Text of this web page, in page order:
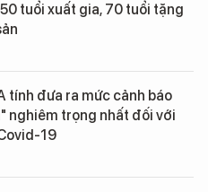
tuổi xuất gia, 70 tuổi tặng
tính đưa ra mức cảnh báo
nghiêm trọng nhất đối với
19